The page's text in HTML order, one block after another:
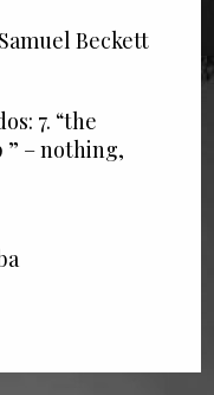
Beckett
7. “the
– nothing​,​